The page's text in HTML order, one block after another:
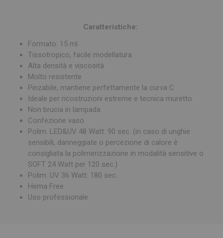
Caratteristiche:
Formato: 15 ml
Tissotropico, facile modellatura
Alta densità e viscosità
Molto resistente
Pinzabile, mantiene perfettamente la curva C
Ideale per ricostruzioni estreme e tecnica muretto
Non brucia in lampada
Confezione vaso
Polim. LED&UV 48 Watt: 90 sec. (in caso di unghie
sensibili, danneggiate o percezione di calore è
consigliata la polimerizzazione in modalità sensitive o
SOFT 24 Watt per 120 sec.)
Polim. UV 36 Watt: 180 sec.
Hema Free
Uso professionale